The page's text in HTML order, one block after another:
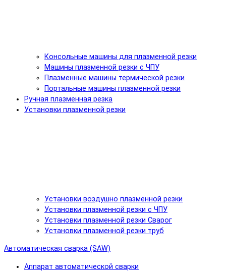
Консольные машины для плазменной резки
Машины плазменной резки с ЧПУ
Плазменные машины термической резки
Портальные машины плазменной резки
Ручная плазменная резка
Установки плазменной резки
Установки воздушно плазменной резки
Установки плазменной резки с ЧПУ
Установки плазменной резки Сварог
Установки плазменной резки труб
Автоматическая сварка (SAW)
Аппарат автоматической сварки